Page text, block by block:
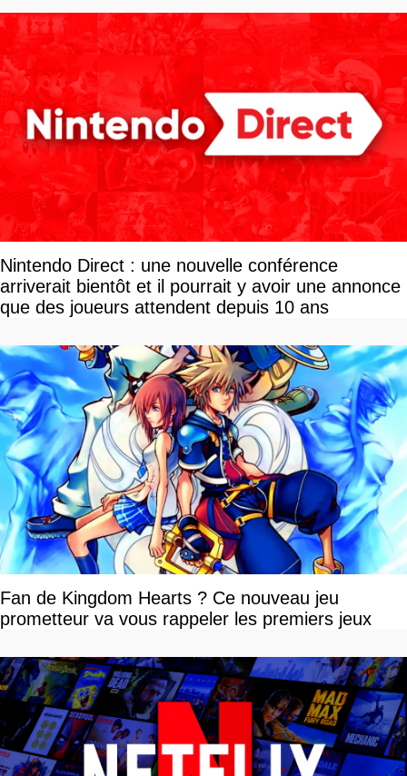
Nintendo Direct : une nouvelle conférence
arriverait bientôt et il pourrait y avoir une annonce
que des joueurs attendent depuis 10 ans
Fan de Kingdom Hearts ? Ce nouveau jeu
prometteur va vous rappeler les premiers jeux